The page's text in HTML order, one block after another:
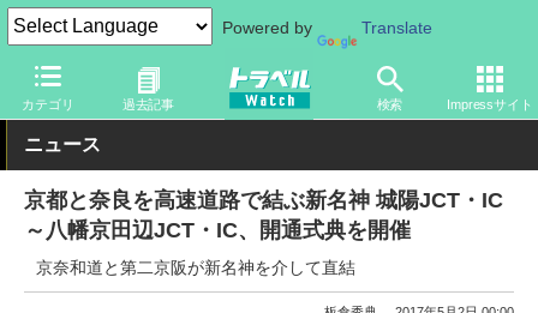
Powered by Translate
カテゴリ 過去記事 検索 Impressサイト
トラベル Watch 地域 国内旅行 近畿
ニュース
京都と奈良を高速道路で結ぶ新名神 城陽JCT・IC
～八幡京田辺JCT・IC、開通式典を開催
京奈和道と第二京阪が新名神を介して直結